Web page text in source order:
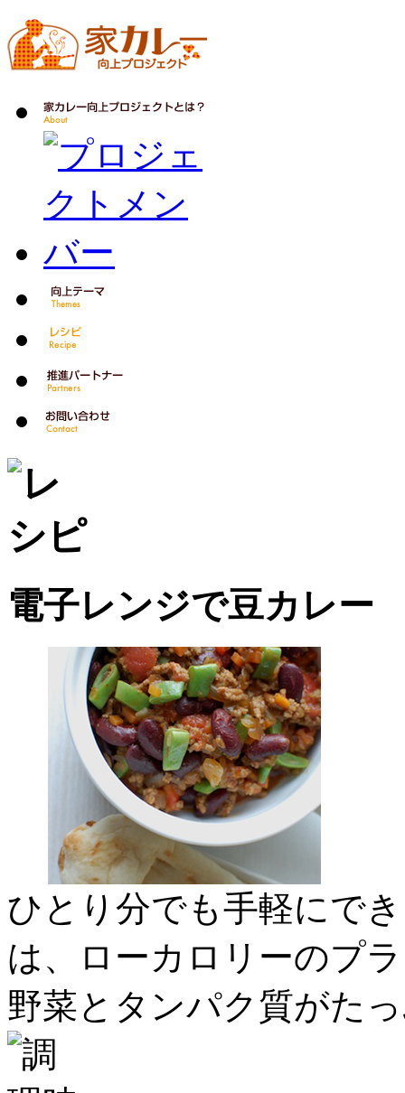
電子レンジで豆カレー
ひとり分でも手軽にで
は、ローカロリーのプ
野菜とタンパク質がた